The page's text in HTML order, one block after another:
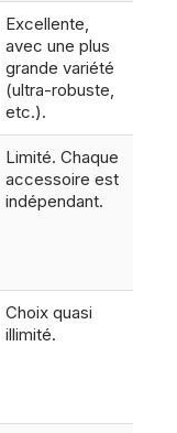
Excellente,
avec une plus
grande variété
(ultra-robuste,
etc.).
Limité. Chaque
accessoire est
indépendant.
Choix quasi
illimité.